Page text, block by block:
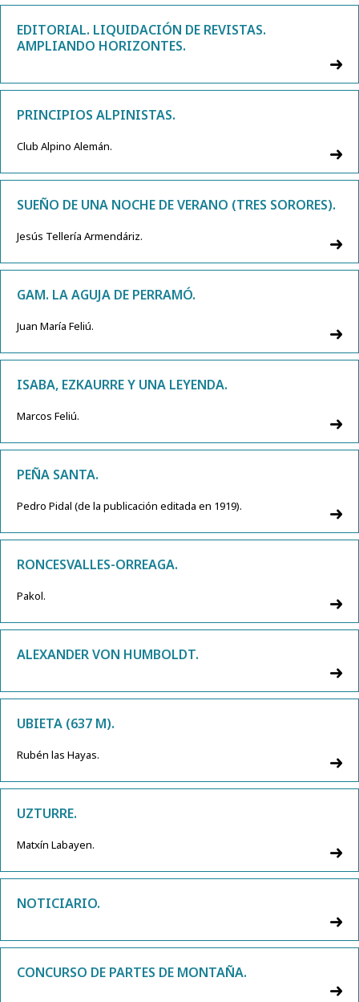
EDITORIAL. LIQUIDACIÓN DE REVISTAS.
AMPLIANDO HORIZONTES.
PRINCIPIOS ALPINISTAS.
Club Alpino Alemán.
SUEÑO DE UNA NOCHE DE VERANO (TRES SORORES).
Jesús Tellería Armendáriz.
GAM. LA AGUJA DE PERRAMÓ.
Juan María Feliú.
ISABA, EZKAURRE Y UNA LEYENDA.
Marcos Feliú.
PEÑA SANTA.
Pedro Pidal (de la publicación editada en 1919).
RONCESVALLES-ORREAGA.
Pakol.
ALEXANDER VON HUMBOLDT.
UBIETA (637 M).
Rubén las Hayas.
UZTURRE.
Matxín Labayen.
NOTICIARIO.
CONCURSO DE PARTES DE MONTAÑA.